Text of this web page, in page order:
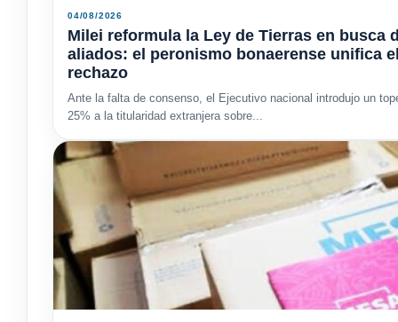
04/08/2026
Milei reformula la Ley de Tierras en busca
aliados: el peronismo bonaerense unifica
rechazo
Ante la falta de consenso, el Ejecutivo nacional introdujo un
25% a la titularidad extranjera sobre...